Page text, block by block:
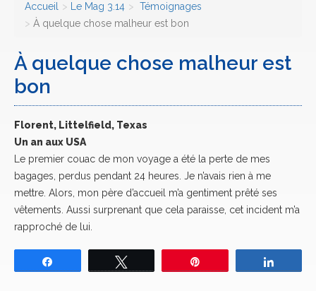
Accueil Le Mag 3.14
Témoignages
À quelque chose malheur est bon
À quelque chose malheur est
bon
Florent, Littelfield, Texas
Un an aux USA
Le premier couac de mon voyage a été la perte de mes
bagages, perdus pendant 24 heures. Je n’avais rien à me
mettre. Alors, mon père d’accueil m’a gentiment prêté ses
vêtements. Aussi surprenant que cela paraisse, cet incident m’a
rapproché de lui.